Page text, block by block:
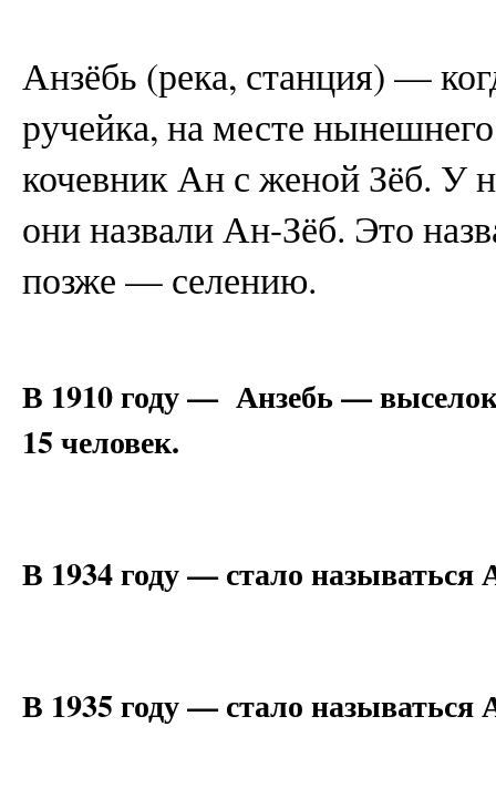
Анзёбь (река, станция) —
ручейка, на месте
кочевник Ан с женой Зёб. У
они назвали Ан-Зёб. Это
позже — селению.
В 1910 году — Анзебь —
15 человек.
В 1934 году — стало называться
В 1935 году — стало называться